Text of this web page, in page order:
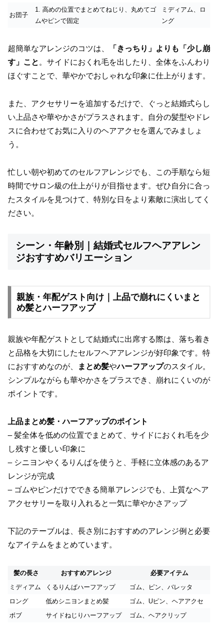
お団子
1. 高めの位置でまとめてねじり、丸めてゴ
ムやピンで固定
ミディアム、ロ
ング
超簡単なアレンジのコツは、
「きっちり」よりも「少し崩
す」こと 。サイドにおくれ毛を出したり、全体をふんわり
ほぐすことで、華やかでおしゃれな印象に仕上がります。
また、アクセサリーを追加するだけで、ぐっと結婚式らし
い上品さや華やかさがプラスされます。自分の髪型やドレ
スに合わせてお気に入りのヘアアクセを選んでみましょ
う。
忙しい朝や初めてのセルフアレンジでも、この手順なら短
時間でサロン級の仕上がりが目指せます。ぜひ自分に合っ
たスタイルを見つけて、特別な日をより素敵に演出してく
ださい。
シーン・年齢別｜結婚式セルフヘアアレン
ジおすすめバリエーション
親族・年配ゲスト向け｜上品で崩れにくいまと
め髪とハーフアップ
親族や年配ゲストとして結婚式に出席する際は、落ち着き
と品格を大切にしたセルフヘアアレンジが好印象です。特
におすすめなのが、
まとめ髪やハーフアップのスタイル。
シンプルながらも華やかさをプラスでき、崩れにくいのが
ポイントです。
上品まとめ髪・ハーフアップのポイント
– 髪全体を低めの位置でまとめて、サイドにおくれ毛を少
し残すと優しい印象に
– シニヨンやくるりんぱを使うと、手軽に立体感のあるア
レンジが完成
– ゴムやピンだけでできる簡単アレンジでも、上質なヘア
アクセサリーを取り入れると一気に華やかさアップ
下記のテーブルは、長さ別におすすめのアレンジ例と必要
なアイテムをまとめています。
髪の長さ おすすめアレンジ
必要アイテム
ミディアム
くるりんぱハーフアップ
ゴム、ピン、バレッタ
ロング
低めシニヨンまとめ髪
ゴム、Uピン、ヘアアクセ
ボブ
サイドねじりハーフアップ ゴム、ヘアクリップ